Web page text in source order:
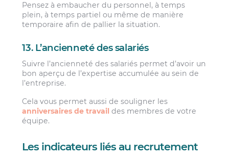
Pensez à embaucher du personnel, à temps
plein, à temps partiel ou même de manière
temporaire afin de pallier la situation.
13. L’ancienneté des salariés
Suivre l’ancienneté des salariés permet d’avoir un
bon aperçu de l’expertise accumulée au sein de
l’entreprise.
Cela vous permet aussi de souligner les
anniversaires de travail des membres de votre
équipe.
Les indicateurs liés au recrutement